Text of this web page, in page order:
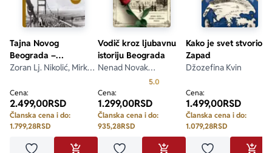
Bivši ljudi
su važna istorijska knjiga – potresna storija o
raskoši i smrti ruske aristokratije.“
– Sajmon Sibag Montefjore
„Otrežnjujuće delo o kompleksnostima revolucije,
ispripovedano sa jasnoćom i naklonošću.“
– Independent
„Izuzetno čitka, živa, emotivna ljudska priča o opstanku,
prilagođavanju i pomirenju.“
New Books Network
Tajna Novog
Beograda –
dopunjeno izdanje
Zoran Lj. Nikolić, Mirko
Cena:
2.499,00RSD
Članska cena i do:
1.799,28RSD
Vodič kroz ljubavnu
istoriju Beograda
Nenad Novak
5.0
Cena:
1.299,00RSD
Članska cena i do:
935,28RSD
Kako je svet stvorio
Zapad
Džozefina Kvin
Cena:
1.499,00RSD
Članska cena i do:
1.079,28RSD